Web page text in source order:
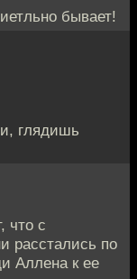
бывает!
глядишь
что с
расстались по
Аллена к ее